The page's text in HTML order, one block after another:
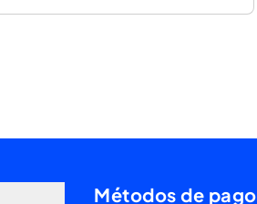
Métodos de pago